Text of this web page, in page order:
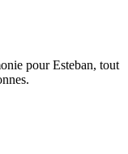
pour Esteban, tout